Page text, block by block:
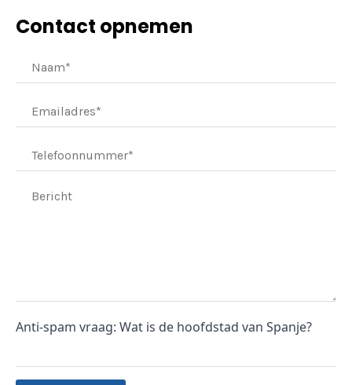
Contact opnemen
Anti-spam vraag: Wat is de hoofdstad van Spanje?